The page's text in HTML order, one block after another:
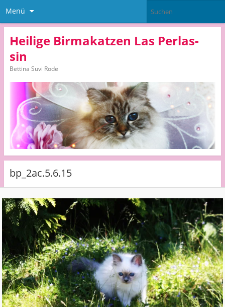
Menü
Heilige Birmakatzen Las Perlas-
sin
Bettina Suvi Rode
bp_2ac.5.6.15